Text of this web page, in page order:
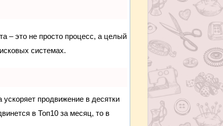
– это не просто процесс, а целый
системах.
ускоряет продвижение в десятки
в Топ10 за месяц, то в